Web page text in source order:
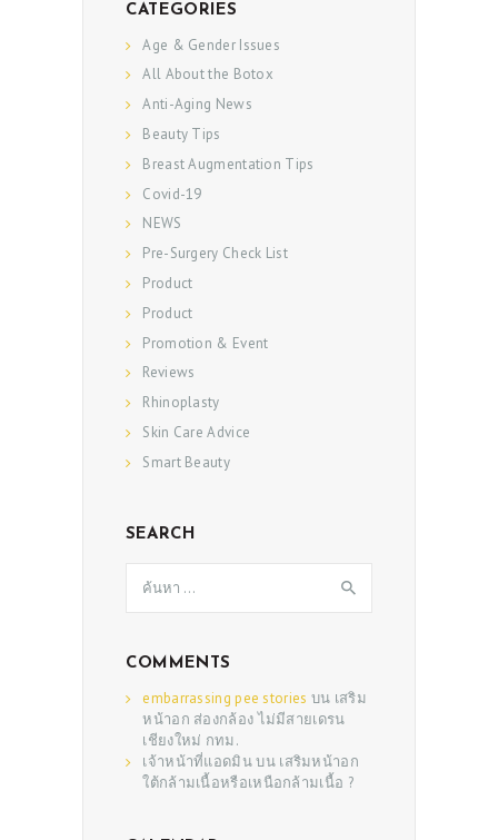
CATEGORIES
Age & Gender Issues
All About the Botox
Anti-Aging News
Beauty Tips
Breast Augmentation Tips
Covid-19
NEWS
Pre-Surgery Check List
Product
Product
Promotion & Event
Reviews
Rhinoplasty
Skin Care Advice
Smart Beauty
SEARCH
สำหรับ:
COMMENTS
embarrassing pee stories บน เสริม
หน้าอก ส่องกล้อง ไม่มีสายเดรน
เชียงใหม่ กทม.
เจ้าหน้าที่แอดมินบน เสริมหน้าอก
ใต้กล้ามเนื้อหรือเหนือกล้ามเนื้อ ?